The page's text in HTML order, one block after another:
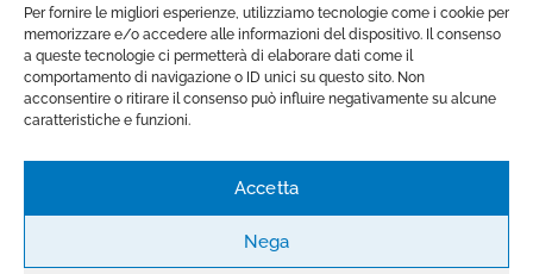
Per fornire le migliori esperienze, utilizziamo tecnologie come i cookie per
memorizzare e/o accedere alle informazioni del dispositivo. Il consenso
a queste tecnologie ci permetterà di elaborare dati come il
comportamento di navigazione o ID unici su questo sito. Non
acconsentire o ritirare il consenso può influire negativamente su alcune
caratteristiche e funzioni.
Accetta
Nega
Impianti Idraulici
Mobilità Elettrica
Contatti
info@luceimpianti.com
Via Provinciale Avenza - Sarzana, 8, 54033 Carrara MS